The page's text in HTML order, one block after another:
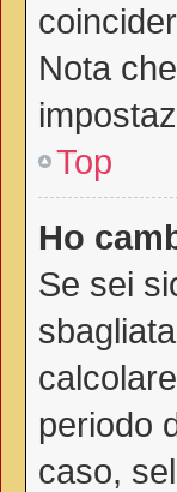
Nota
Top
Ho
Se sei
periodo
caso,